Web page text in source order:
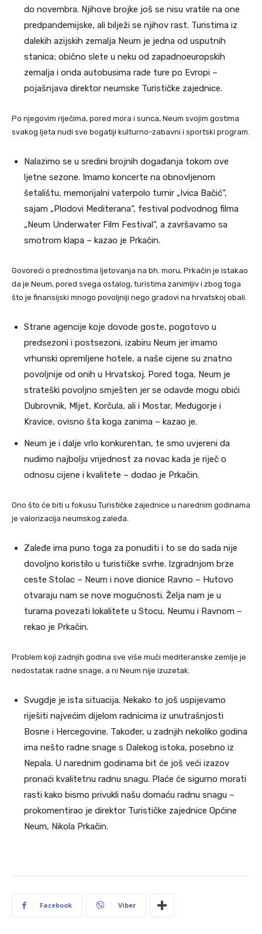
do novembra. Njihove brojke još se nisu vratile na one
predpandemijske, ali bilježi se njihov rast. Turistima iz
dalekih azijskih zemalja Neum je jedna od usputnih
stanica; obično slete u neku od zapadnoeuropskih
zemalja i onda autobusima rade ture po Evropi –
pojašnjava direktor neumske Turističke zajednice.
Po njegovim riječima, pored mora i sunca, Neum svojim gostima
svakog ljeta nudi sve bogatiji kulturno-zabavni i sportski program.
Nalazimo se u sredini brojnih događanja tokom ove
ljetne sezone. Imamo koncerte na obnovljenom
šetalištu, memorijalni vaterpolo turnir „Ivica Bačić“,
sajam „Plodovi Mediterana“, festival podvodnog filma
„Neum Underwater Film Festival“, a završavamo sa
smotrom klapa – kazao je Prkačin.
Govoreći o prednostima ljetovanja na bh. moru, Prkačin je istakao
da je Neum, pored svega ostalog, turistima zanimljiv i zbog toga
što je finansijski mnogo povoljniji nego gradovi na hrvatskoj obali.
Strane agencije koje dovode goste, pogotovo u
predsezoni i postsezoni, izabiru Neum jer imamo
vrhunski opremljene hotele, a naše cijene su znatno
povoljnije od onih u Hrvatskoj. Pored toga, Neum je
strateški povoljno smješten jer se odavde mogu obići
Dubrovnik, Mljet, Korčula, ali i Mostar, Međugorje i
Kravice, ovisno šta koga zanima – kazao je.
Neum je i dalje vrlo konkurentan, te smo uvjereni da
nudimo najbolju vrijednost za novac kada je riječ o
odnosu cijene i kvalitete – dodao je Prkačin.
Ono što će biti u fokusu Turističke zajednice u narednim godinama
je valorizacija neumskog zaleđa.
Zaleđe ima puno toga za ponuditi i to se do sada nije
dovoljno koristilo u turističke svrhe. Izgradnjom brze
ceste Stolac – Neum i nove dionice Ravno – Hutovo
otvaraju nam se nove mogućnosti. Želja nam je u
turama povezati lokalitete u Stocu, Neumu i Ravnom –
rekao je Prkačin.
Problem koji zadnjih godina sve više muči mediteranske zemlje je
nedostatak radne snage, a ni Neum nije izuzetak.
Svugdje je ista situacija. Nekako to još uspijevamo
riješiti najvećim dijelom radnicima iz unutrašnjosti
Bosne i Hercegovine. Također, u zadnjih nekoliko godina
ima nešto radne snage s Dalekog istoka, posebno iz
Nepala. U narednim godinama bit će još veći izazov
pronaći kvalitetnu radnu snagu. Plaće će sigurno morati
rasti kako bismo privukli našu domaću radnu snagu –
prokomentirao je direktor Turističke zajednice Općine
Neum, Nikola Prkačin.
Facebook Viber